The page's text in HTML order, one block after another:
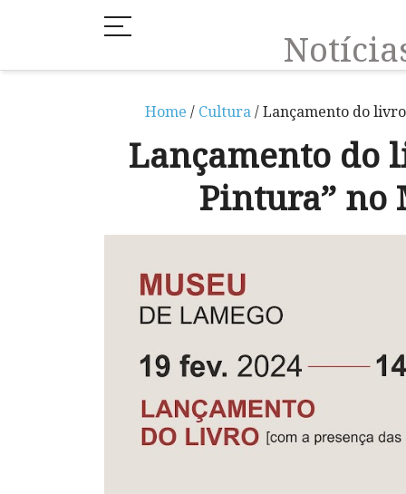
Home / Cultura/ Lançamento do livro
Lançamento do
Pintura” no